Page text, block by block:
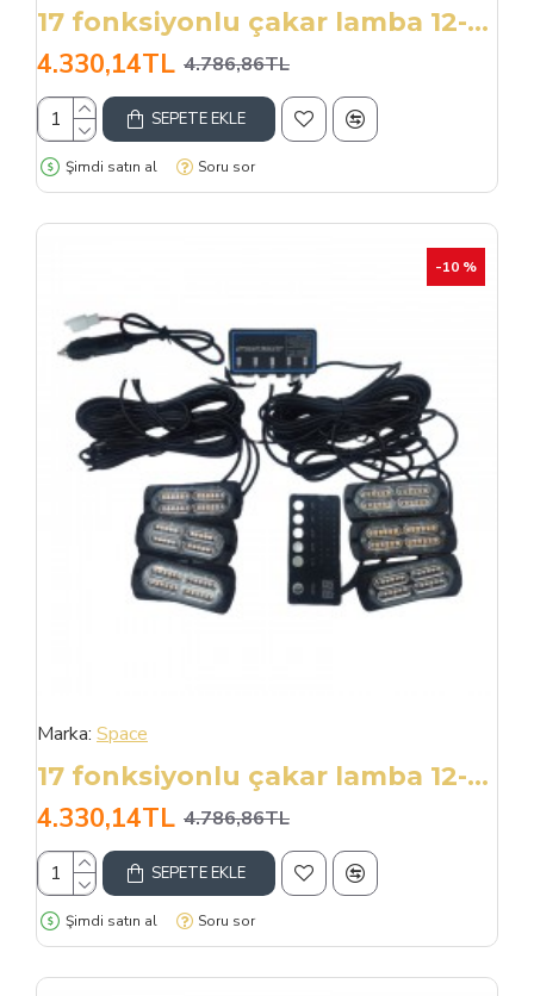
17 fonksiyonlu çakar lamba 12-30v 24 led 6 adet kırmızı*mavi set / LAPA549
4.330,14TL 4.786,86TL
SEPETE EKLE
Şimdi satın al Soru sor
-10 %
Marka: Space
17 fonksiyonlu çakar lamba 12-30v 24 led 6 adet sarı*sarı set / LAPA549-1
4.330,14TL 4.786,86TL
SEPETE EKLE
Şimdi satın al Soru sor